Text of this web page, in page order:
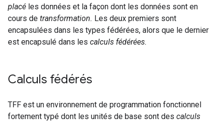
placé les données et la façon dont les données sont en
cours de transformation. Les deux premiers sont
encapsulées dans les types fédérées, alors que le dernier
est encapsulé dans les calculs fédérées.
Calculs fédérés
TFF est un environnement de programmation fonctionnel
fortement typé dont les unités de base sont des calculs